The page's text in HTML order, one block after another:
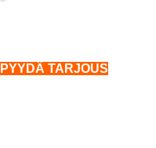
PYYDÄ TARJOUS